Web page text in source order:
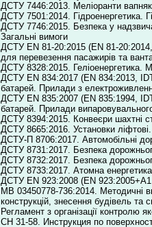
ДСТУ 7446:2013. Меліоранти
ДСТУ 7501:2014. Гідроенергетика.
ДСТУ 7746:2015. Безпека у
Загальні вимоги
ДСТУ EN 81-20:2015 (EN 81-20:2014,
для перевезення пасажирів та
ДСТУ 8328:2015. Геліоенергетика.
ДСТУ EN 834:2017 (EN 834:2013,
батарей. Прилади з
ДСТУ EN 835:2007 (EN 835:1994,
батарей. Прилади
ДСТУ 8394:2015. Конвеєри шахтні
ДСТУ 8665:2016. Установки
ДСТУ-П 8706:2017. Автомобільні
ДСТУ 8731:2017. Безпека
ДСТУ 8732:2017. Безпека
ДСТУ 8733:2017. Атомна
ДСТУ EN 923:2008 (EN
МВ 03450778-736:2014. Методичні
конструкцій, знесення будівель
Регламент з організації контролю
СН 31-58. Инструкция по